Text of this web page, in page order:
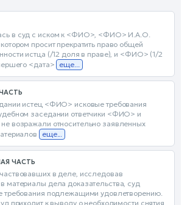
в суд с иском к <ФИО>, <ФИО> И.А.О.
просит прекратить право общей
истца (/12 доля в праве), и <ФИО> (1/2
<дата> еще...
истец <ФИО> исковые требования
заседании ответчики <ФИО> и
возражали относительно заявленных
еще...
ЧАСТЬ
в деле, исследовав
материалы дела доказательства, суд
требования подлежащими удовлетворению.
приходит к выводу о необходимости снятия